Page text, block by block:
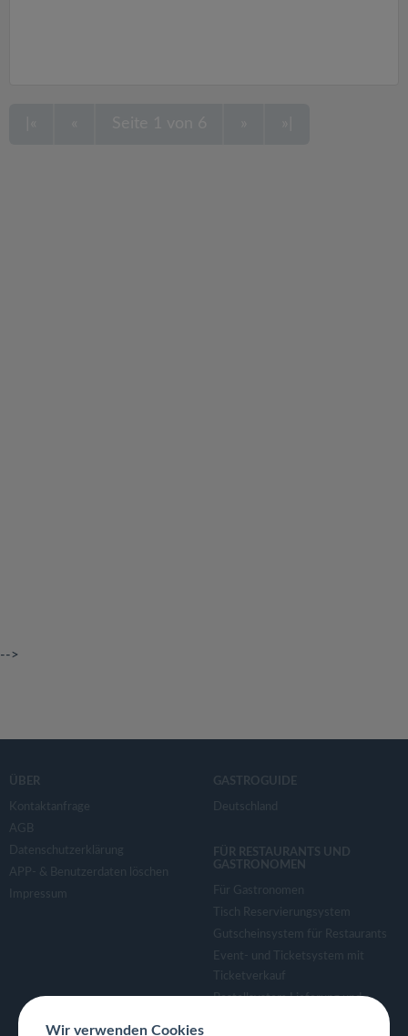
-->
ÜBER
Kontaktanfrage
AGB
Datenschutzerklärung
APP- & Benutzerdaten löschen
Impressum
GASTROGUIDE
Deutschland
FÜR RESTAURANTS UND
GASTRONOMEN
Für Gastronomen
Tisch Reservierungsystem
Gutscheinsystem für Restaurants
Event- und Ticketsystem mit
Ticketverkauf
Bestellsystem Lieferung und
Wir verwenden Cookies